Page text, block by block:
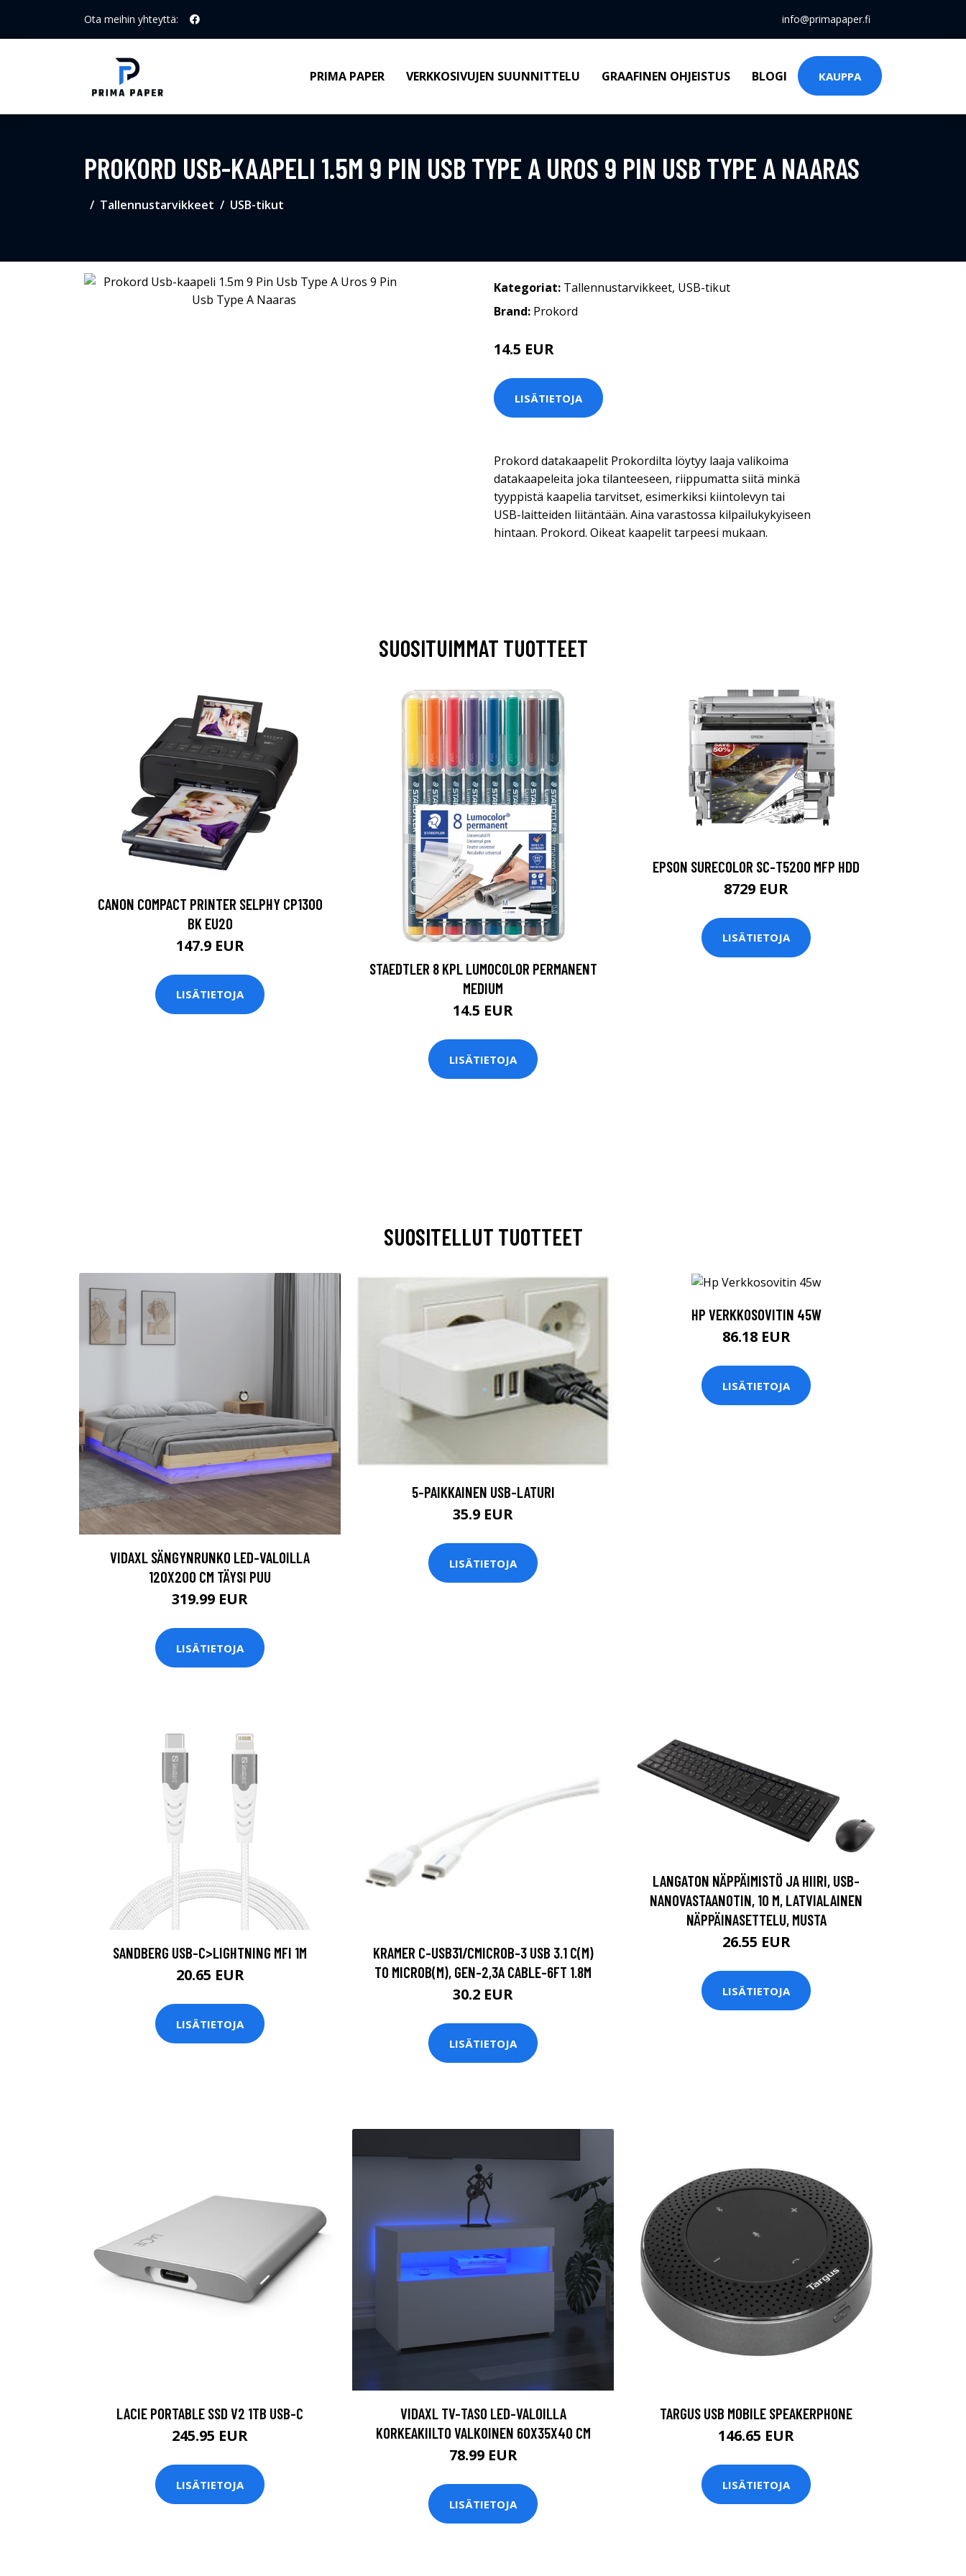
Ota meihin yhteyttä: info@primapaper.fi
PRIMA PAPER VERKKOSIVUJEN SUUNNITTELU GRAAFINEN OHJEISTUS BLOGI KAUPPA
PROKORD USB-KAAPELI 1.5M 9 PIN USB TYPE A UROS 9 PIN USB TYPE A NAARAS
Tallennustarvikkeet USB-tikut
Kategoriat: Tallennustarvikkeet, USB-tikut
Brand: Prokord
14.5 EUR
LISÄTIETOJA
Prokord datakaapelit Prokordilta löytyy laaja valikoima
datakaapeleita joka tilanteeseen, riippumatta siitä minkä
tyyppistä kaapelia tarvitset, esimerkiksi kiintolevyn tai
USB-laitteiden liitäntään. Aina varastossa kilpailukykyiseen
hintaan. Prokord. Oikeat kaapelit tarpeesi mukaan.
SUOSITUIMMAT TUOTTEET
CANON COMPACT PRINTER SELPHY CP1300
BK EU20
147.9 EUR
LISÄTIETOJA
STAEDTLER 8 KPL LUMOCOLOR PERMANENT
MEDIUM
14.5 EUR
LISÄTIETOJA
EPSON SURECOLOR SC-T5200 MFP HDD
8729 EUR
LISÄTIETOJA
SUOSITELLUT TUOTTEET
VIDAXL SÄNGYNRUNKO LED-VALOILLA
120X200 CM TÄYSI PUU
319.99 EUR
LISÄTIETOJA
5-PAIKKAINEN USB-LATURI
35.9 EUR
LISÄTIETOJA
HP VERKKOSOVITIN 45W
86.18 EUR
LISÄTIETOJA
SANDBERG USB-C>LIGHTNING MFI 1M
20.65 EUR
LISÄTIETOJA
KRAMER C-USB31/CMICROB-3 USB 3.1 C(M)
TO MICROB(M), GEN-2,3A CABLE-6FT 1.8M
30.2 EUR
LISÄTIETOJA
LANGATON NÄPPÄIMISTÖ JA HIIRI, USB-
NANOVASTAANOTIN, 10 M, LATVIALAINEN
NÄPPÄINASETTELU, MUSTA
26.55 EUR
LISÄTIETOJA
LACIE PORTABLE SSD V2 1TB USB-C
245.95 EUR
LISÄTIETOJA
VIDAXL TV-TASO LED-VALOILLA
KORKEAKIILTO VALKOINEN 60X35X40 CM
78.99 EUR
LISÄTIETOJA
TARGUS USB MOBILE SPEAKERPHONE
146.65 EUR
LISÄTIETOJA